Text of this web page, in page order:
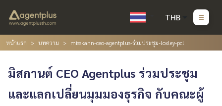
THB
หน้าแรก บทความ misskann-ceo-agentplus-ร่วมประชุม-loxley-pcl
มิสกานต์ CEO Agentplus ร่วมประชุม
และแลกเปลี่ยนมุมมองธุรกิจ กับคณะผู้